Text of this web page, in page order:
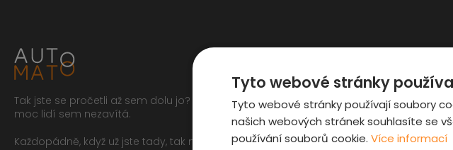
Tak jste se pročetli až sem dolu jo? To zasluhuje respekt,
moc lidí sem nezavítá.
Každopádně, když už jste tady, tak můžete mrknout na
Výběr auta
Fyzická
Prověrka
Tyto webové stránky
Tyto webové stránky používají soubory
našich webových stránek souhlasíte se
používání souborů cookie. Více informací